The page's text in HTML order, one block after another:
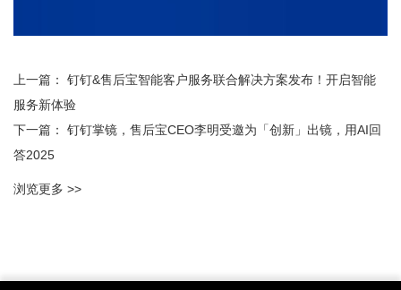
上一篇： 钉钉&售后宝智能客户服务联合解决方案发布！开启智能
服务新体验
下一篇： 钉钉掌镜，售后宝CEO李明受邀为「创新」出镜，用AI回
答2025
浏览更多 >>